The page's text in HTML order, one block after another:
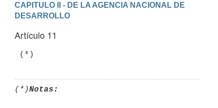
CAPITULO II - DE LA AGENCIA NACIONAL DE
DESARROLLO
Artículo 11
(*)Notas: